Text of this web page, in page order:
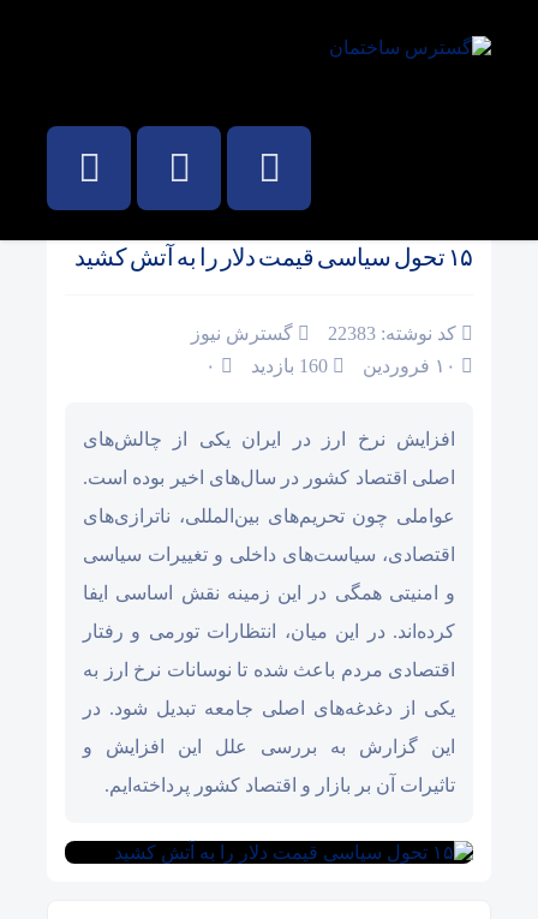
۱۵ تحول سیاسی قیمت دلار را به آتش کشید
کد نوشته: 22383
گسترش نیوز
۰
افزایش نرخ ارز در ایران یکی از چالش‌های
اصلی اقتصاد کشور در سال‌های اخیر بوده است.
عواملی چون تحریم‌های بین‌المللی، ناترازی‌های
اقتصادی، سیاست‌های داخلی و تغییرات سیاسی
و امنیتی همگی در این زمینه نقش اساسی ایفا
کرده‌اند. در این میان، انتظارات تورمی و رفتار
اقتصادی مردم باعث شده تا نوسانات نرخ ارز به
یکی از دغدغه‌های اصلی جامعه تبدیل شود. در
این گزارش به بررسی علل این افزایش و
تاثیرات آن بر بازار و اقتصاد کشور پرداخته‌ایم.